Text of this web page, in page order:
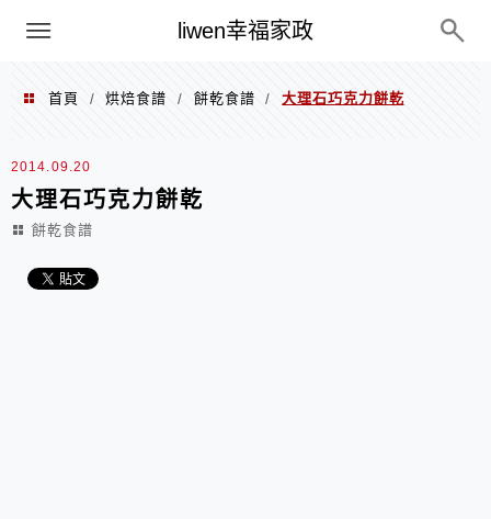
liwen幸福家政
menu
首頁 / 烘焙食譜 / 餅乾食譜 / 大理石巧克力餅乾
2014.09.20
大理石巧克力餅乾
餅乾食譜